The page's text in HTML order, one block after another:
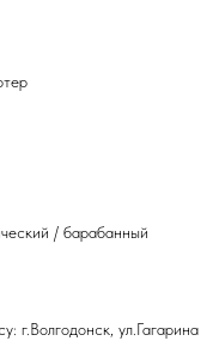
/ барабанный
г.Волгодонск, ул.Гагарина